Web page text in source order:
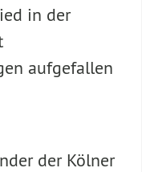
in der
aufgefallen
der Kölner